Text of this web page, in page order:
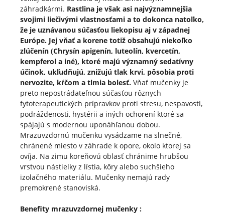
záhradkármi. Rastlina je však asi najvýznamnejšia
svojimi liečivými vlastnosťami a to dokonca natoľko,
že je uznávanou súčasťou liekopisu aj v západnej
Európe. Jej vňať a korene totiž obsahujú niekoľko
zlúčenín (Chrysín apigenín, luteolín, kvercetín,
kempferol a iné), ktoré majú významný sedatívny
účinok, ukľudňujú, znižujú tlak krvi, pôsobia proti
nervozite, kŕčom a tlmia bolesť.Vňať mučenky je
preto nepostrádateľnou súčasťou rôznych
fytoterapeutických prípravkov proti stresu, nespavosti,
podráždenosti, hystérii a iných ochorení ktoré sa
spájajú s modernou uponáhľanou dobou.
Mrazuvzdornú mučenku vysádzame na slnečné,
chránené miesto v záhrade k opore, okolo ktorej sa
ovíja. Na zimu koreňovú oblasť chránime hrubšou
vrstvou nástielky z lístia, kôry alebo suchšieho
izolačného materiálu. Mučenky nemajú rady
premokrené stanoviská.
Benefity mrazuvzdornej mučenky :